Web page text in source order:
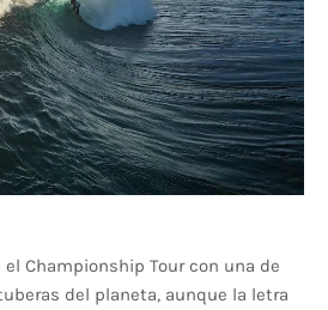
Championship Tour con una de
del planeta, aunque la letra